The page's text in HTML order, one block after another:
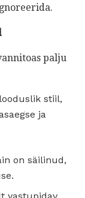
palju
stiil,
ja
on säilinud,